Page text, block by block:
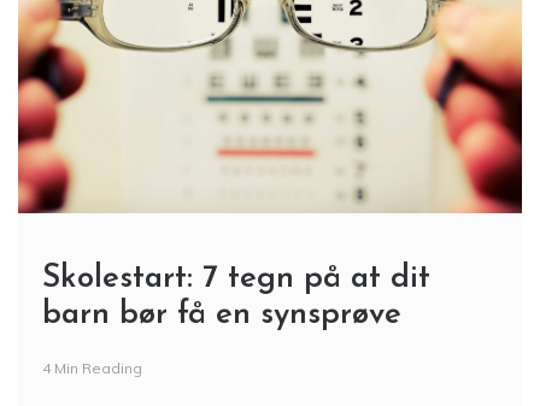
Skolestart: 7 tegn på at dit
barn bør få en synsprøve
4 Min Reading